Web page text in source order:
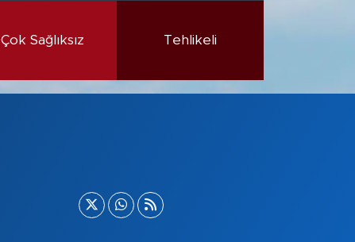
Çok Sağlıksız Tehlikeli